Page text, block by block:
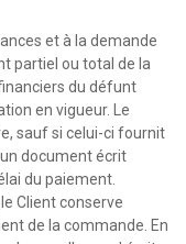
et à la demande
partiel ou total de la
du défunt
en vigueur. Le
sauf si celui-ci fournit
un document écrit
du paiement.
Client conserve
de la commande. En